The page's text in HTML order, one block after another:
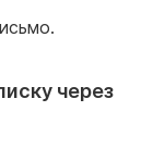
через